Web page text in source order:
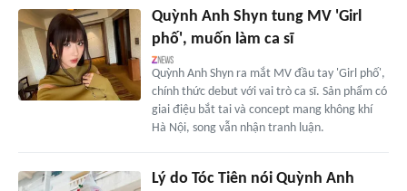
Quỳnh Anh Shyn tung MV 'Girl
phố', muốn làm ca sĩ
Quỳnh Anh Shyn ra mắt MV đầu tay 'Girl phố',
chính thức debut với vai trò ca sĩ. Sản phẩm có
giai điệu bắt tai và concept mang không khí
Hà Nội, song vẫn nhận tranh luận.
Lý do Tóc Tiên nói Quỳnh Anh